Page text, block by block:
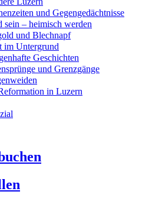
und Gegengedächtnisse
– heimisch werden
und Blechnapf
im Untergrund
Geschichten
und Grenzgänge
in Luzern